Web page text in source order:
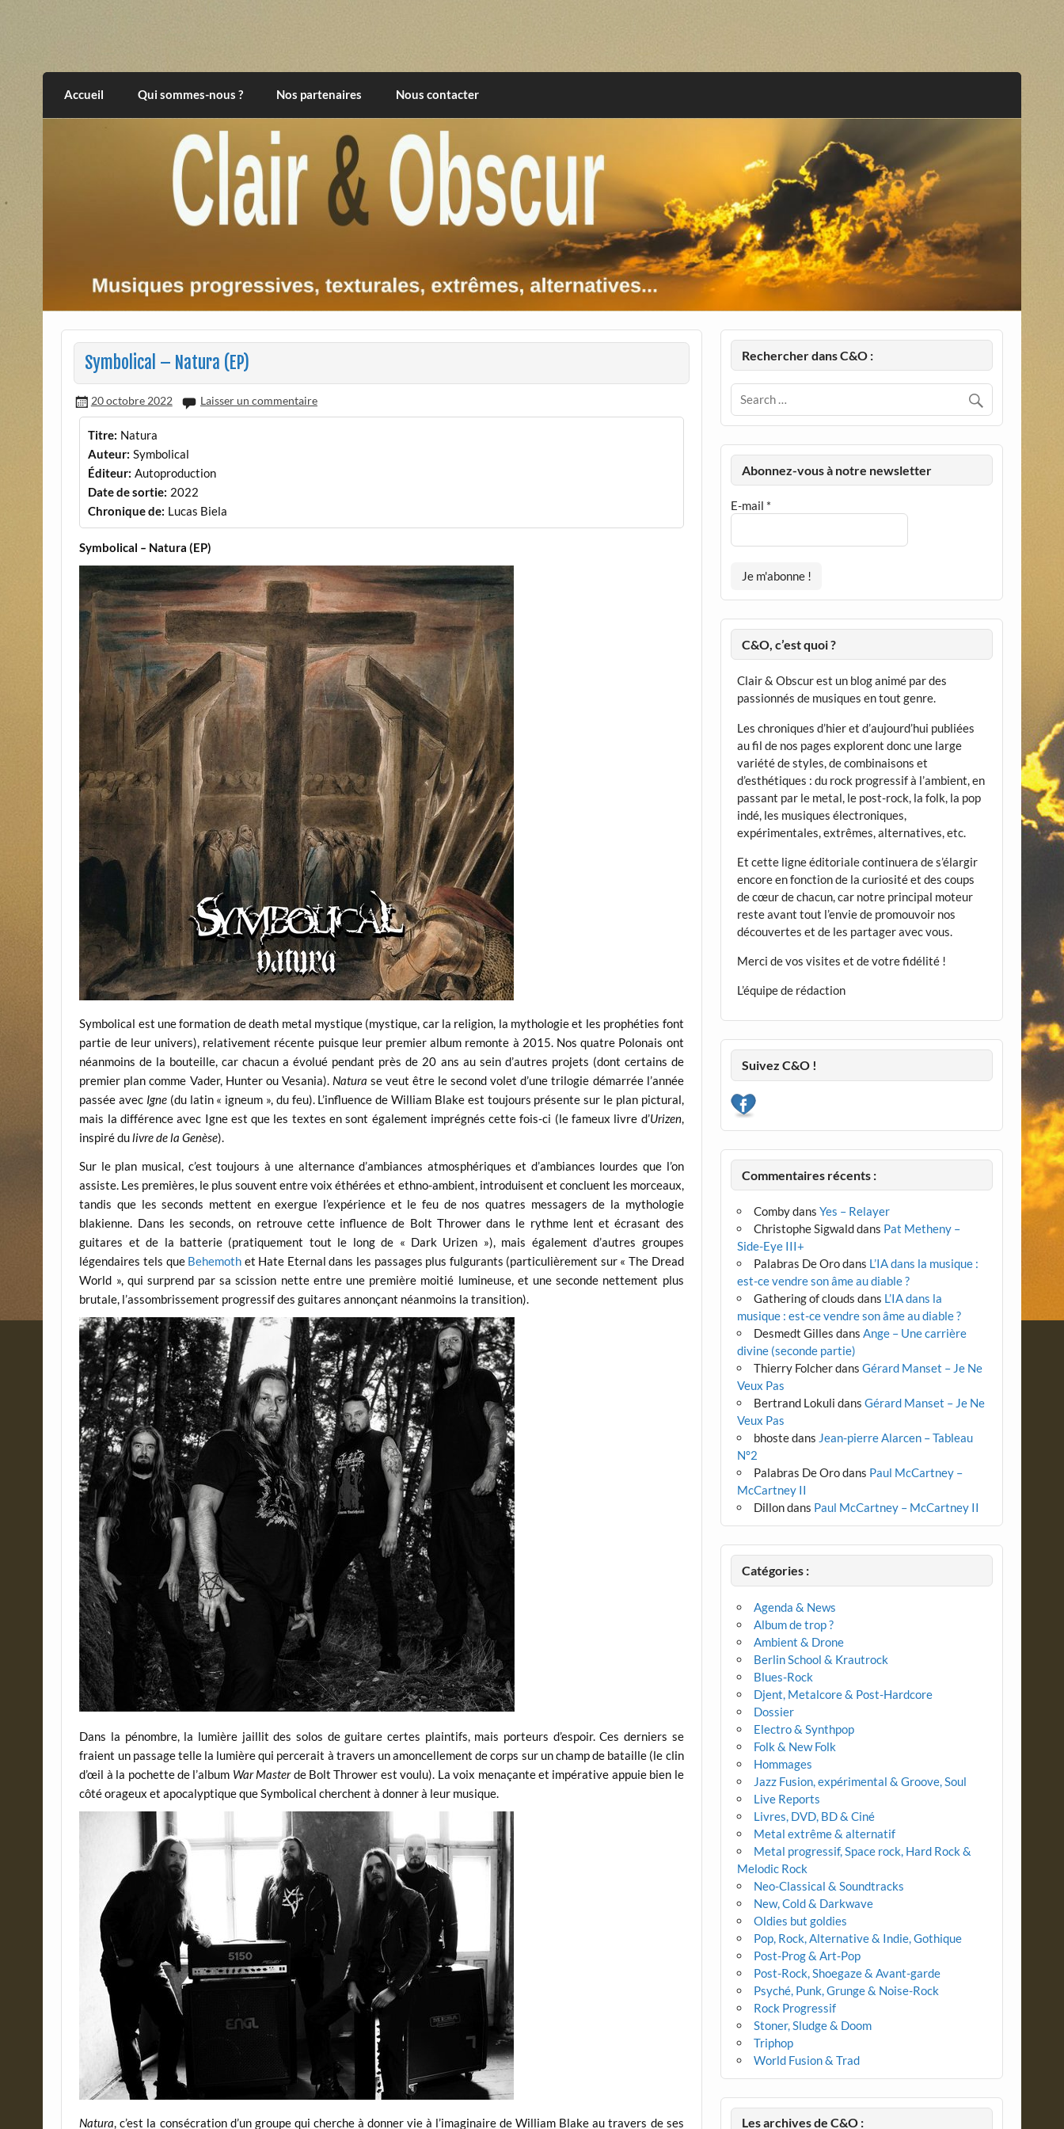
Clair et Obscur
Accueil Qui sommes-nous ? Nos partenaires Nous contacter
Symbolical – Natura (EP)
20 octobre 2022 Laisser un commentaire
Titre: Natura
Auteur: Symbolical
Éditeur: Autoproduction
Date de sortie: 2022
Chronique de: Lucas Biela
Symbolical – Natura (EP)
Symbolical est une formation de death metal mystique (mystique, car la religion, la mythologie et les prophéties font
partie de leur univers), relativement récente puisque leur premier album remonte à 2015. Nos quatre Polonais ont
néanmoins de la bouteille, car chacun a évolué pendant près de 20 ans au sein d’autres projets (dont certains de
premier plan comme Vader, Hunter ou Vesania). Natura se veut être le second volet d’une trilogie démarrée l’année
passée avec Igne(du latin « igneum », du feu). L’influence de William Blake est toujours présente sur le plan pictural,
mais la différence avec Igne est que les textes en sont également imprégnés cette fois-ci (le fameux livre d’Urizen,
inspiré dulivre de la Genèse).
Sur le plan musical, c’est toujours à une alternance d’ambiances atmosphériques et d’ambiances lourdes que l’on
assiste. Les premières, le plus souvent entre voix éthérées et ethno-ambient, introduisent et concluent les morceaux,
tandis que les seconds mettent en exergue l’expérience et le feu de nos quatres messagers de la mythologie
blakienne. Dans les seconds, on retrouve cette influence de Bolt Thrower dans le rythme lent et écrasant des
guitares et de la batterie (pratiquement tout le long de « Dark Urizen »), mais également d’autres groupes
légendaires tels que Behemoth et Hate Eternal dans les passages plus fulgurants (particulièrement sur « The Dread
World », qui surprend par sa scission nette entre une première moitié lumineuse, et une seconde nettement plus
brutale, l’assombrissement progressif des guitares annonçant néanmoins la transition).
Dans la pénombre, la lumière jaillit des solos de guitare certes plaintifs, mais porteurs d’espoir. Ces derniers se
fraient un passage telle la lumière qui percerait à travers un amoncellement de corps sur un champ de bataille (le clin
d’œil à la pochette de l’album War Masterde Bolt Thrower est voulu). La voix menaçante et impérative appuie bien le
côté orageux et apocalyptique que Symbolical cherchent à donner à leur musique.
Natura, c’est la consécration d’un groupe qui cherche à donner vie à l’imaginaire de William Blake au travers de ses
Rechercher dans C&O :
Abonnez-vous à notre newsletter
E-mail *
C&O, c’est quoi ?
Clair & Obscur est un blog animé par des
passionnés de musiques en tout genre.
Les chroniques d’hier et d’aujourd’hui publiées
au fil de nos pages explorent donc une large
variété de styles, de combinaisons et
d’esthétiques : du rock progressif à l’ambient, en
passant par le metal, le post-rock, la folk, la pop
indé, les musiques électroniques,
expérimentales, extrêmes, alternatives, etc.
Et cette ligne éditoriale continuera de s’élargir
encore en fonction de la curiosité et des coups
de cœur de chacun, car notre principal moteur
reste avant tout l’envie de promouvoir nos
découvertes et de les partager avec vous.
Merci de vos visites et de votre fidélité !
L’équipe de rédaction
Suivez C&O !
Commentaires récents :
CombydansYes – Relayer
Christophe Sigwalddans Pat Metheny –
Side-Eye III+
Palabras De Orodans L’IA dans la musique :
est-ce vendre son âme au diable ?
Gathering of clouds dans L’IA dans la
musique : est-ce vendre son âme au diable ?
Desmedt Gilles dansAnge – Une carrière
divine (seconde partie)
Thierry FolcherdansGérard Manset – Je Ne
Veux Pas
Bertrand Lokuli dansGérard Manset – Je Ne
Veux Pas
bhostedans Jean-pierre Alarcen – Tableau
N°2
Palabras De Orodans Paul McCartney –
McCartney II
Dillondans Paul McCartney – McCartney II
Catégories :
Agenda & News
Album de trop ?
Ambient & Drone
Berlin School & Krautrock
Blues-Rock
Djent, Metalcore & Post-Hardcore
Dossier
Electro & Synthpop
Folk & New Folk
Hommages
Jazz Fusion, expérimental & Groove, Soul
Live Reports
Livres, DVD, BD & Ciné
Metal extrême & alternatif
Metal progressif, Space rock, Hard Rock &
Melodic Rock
Neo-Classical & Soundtracks
New, Cold & Darkwave
Oldies but goldies
Pop, Rock, Alternative & Indie, Gothique
Post-Prog & Art-Pop
Post-Rock, Shoegaze & Avant-garde
Psyché, Punk, Grunge & Noise-Rock
Rock Progressif
Stoner, Sludge & Doom
Triphop
World Fusion & Trad
Les archives de C&O :